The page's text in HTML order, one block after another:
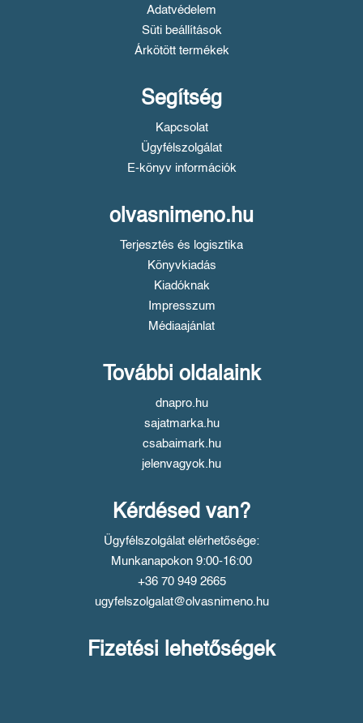
Adatvédelem
Süti beállítások
Árkötött termékek
Segítség
Kapcsolat
Ügyfélszolgálat
E-könyv információk
olvasnimeno.hu
Terjesztés és logisztika
Könyvkiadás
Kiadóknak
Impresszum
Médiaajánlat
További oldalaink
dnapro.hu
sajatmarka.hu
csabaimark.hu
jelenvagyok.hu
Kérdésed van?
Ügyfélszolgálat elérhetősége:
Munkanapokon 9:00-16:00
+36 70 949 2665
ugyfelszolgalat@olvasnimeno.hu
Fizetési lehetőségek